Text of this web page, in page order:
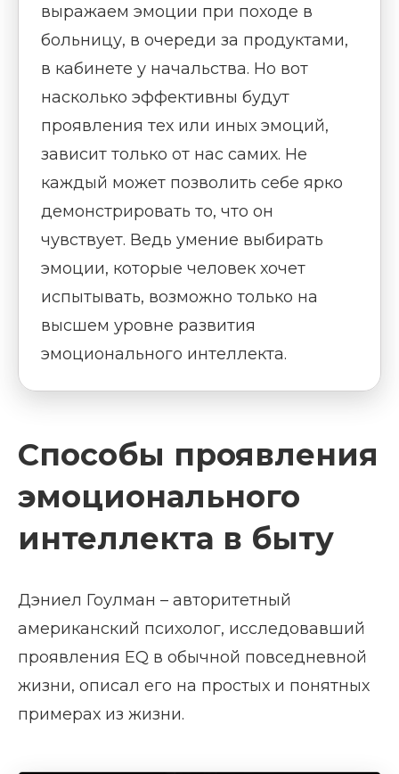
выражаем эмоции при походе в
больницу, в очереди за продуктами,
в кабинете у начальства. Но вот
насколько эффективны будут
проявления тех или иных эмоций,
зависит только от нас самих. Не
каждый может позволить себе ярко
демонстрировать то, что он
чувствует. Ведь умение выбирать
эмоции, которые человек хочет
испытывать, возможно только на
высшем уровне развития
эмоционального интеллекта.
Способы проявления
эмоционального
интеллекта в быту
Дэниел Гоулман – авторитетный
американский психолог, исследовавший
проявления EQ в обычной повседневной
жизни, описал его на простых и понятных
примерах из жизни.